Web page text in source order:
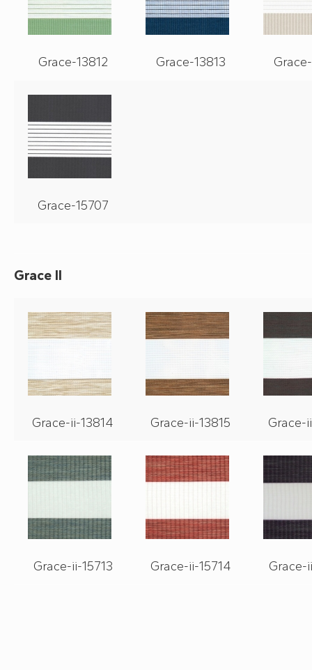
Grace-13812 Grace-13813
Grace-15707
Grace II
Grace-ii-13814 Grace-ii-13815 Grace-
Grace-ii-15713 Grace-ii-15714 Grace-